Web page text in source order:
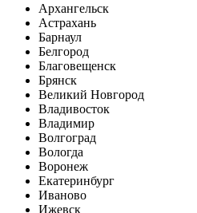
Архангельск
Астрахань
Барнаул
Белгород
Благовещенск
Брянск
Великий Новгород
Владивосток
Владимир
Волгоград
Вологда
Воронеж
Екатеринбург
Иваново
Ижевск